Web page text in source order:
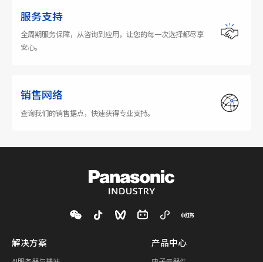
服务支持
全周期服务保障，从咨询到应用，让您的每一次选择都尽享
安心。
销售网络
查询我们的销售据点，快速获得专业支持。
解决方案 产品中心